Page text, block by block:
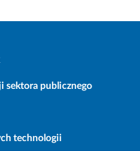
sektora publicznego
technologii